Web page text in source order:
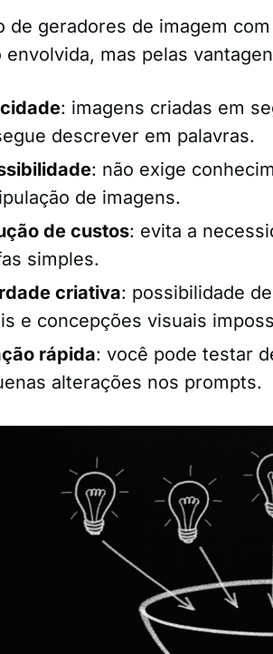
de geradores de imagem
envolvida, mas pelas
: imagens criadas em
descrever em palavras.
: não exige
de imagens.
de custos: evita a
simples.
criativa: possibilidade
e concepções visuais
rápida: você pode testar
alterações nos prompts.